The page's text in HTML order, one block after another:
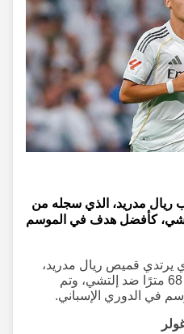
ريال مدريد، الذي سجله من
كأفضل هدف في الموسم
قميص ريال مدريد،
سجل هدفًا من مسافة تقارب 68 مترًا ضد إلتشي، وتم
الدوري الإسباني.